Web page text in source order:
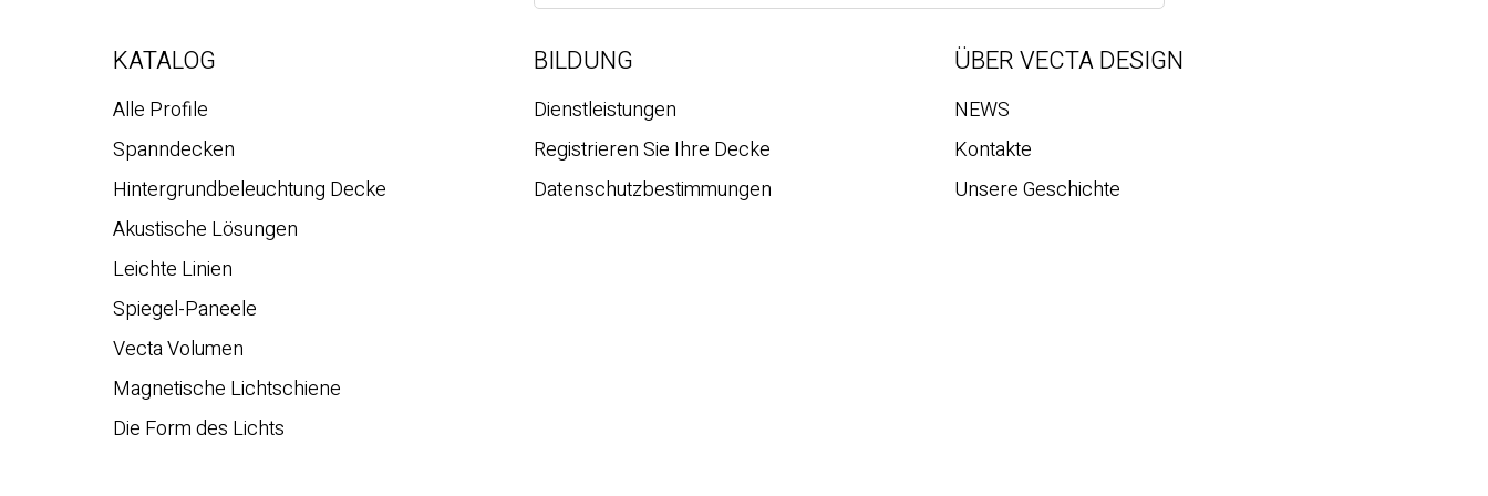
e
KATALOG
Alle Profile
Spanndecken
Hintergrundbeleuchtung Decke
Akustische Lösungen
Leichte Linien
Spiegel-Paneele
Vecta Volumen
Magnetische Lichtschiene
Die Form des Lichts
BILDUNG
Dienstleistungen
Registrieren Sie Ihre Decke
Datenschutzbestimmungen
ÜBER VECTA DESIGN
NEWS
Kontakte
Unsere Geschichte